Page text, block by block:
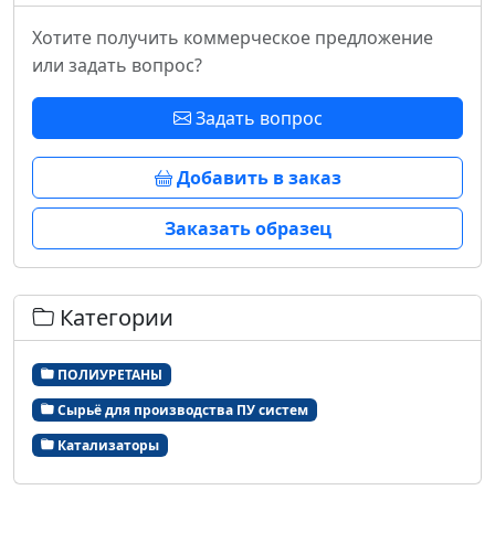
Хотите получить коммерческое предложение
или задать вопрос?
Задать вопрос
Добавить в заказ
Заказать образец
Категории
ПОЛИУРЕТАНЫ
Сырьё для производства ПУ систем
Катализаторы